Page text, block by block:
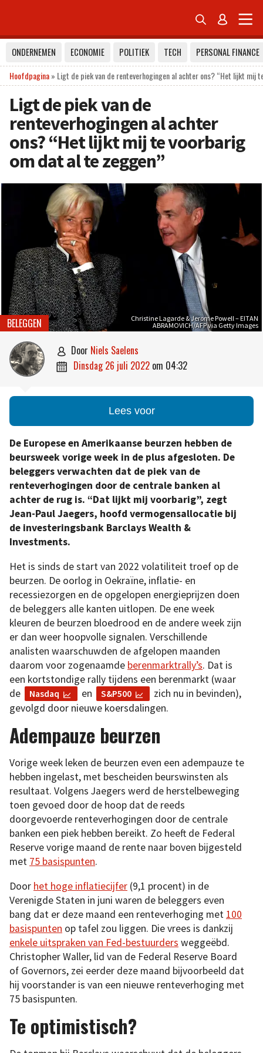
 
ONDERNEMEN ECONOMIE POLITIEK TECH
PERSONAL FINANCE
Hoofdpagina» Ligt de piek van de renteverhogingen al achter ons? “Het lijkt mij
Ligt de piek van de
renteverhogingen al achter
ons? “Het lijkt mij te voorbarig
om dat al te zeggen”
Christine Lagarde & Jerome Powell – EITAN
ABRAMOVICH/AFP via Getty Images
BELEGGEN
 door Niels Saelens
 dinsdag 26 juli 2022 om 04:32
Lees voor
De Europese en Amerikaanse beurzen hebben de
beursweek vorige week in de plus afgesloten. De
beleggers verwachten dat de piek van de
renteverhogingen door de centrale banken al
achter de rug is. “Dat lijkt mij voorbarig”, zegt
Jean-Paul Jaegers, hoofd vermogensallocatie bij
de investeringsbank Barclays Wealth &
Investments.
Het is sinds de start van 2022 volatiliteit troef op de
beurzen. De oorlog in Oekraïne, inflatie- en
recessiezorgen en de opgelopen energieprijzen doen
de beleggers alle kanten uitlopen. De ene week
kleuren de beurzen bloedrood en de andere week zijn
er dan weer hoopvolle signalen. Verschillende
analisten waarschuwden de afgelopen maanden
daarom voor zogenaamde berenmarktrally’s. Dat is
een kortstondige rally tijdens een berenmarkt (waar
de
Nasdaq en S&P500
zich nu in bevinden),
gevolgd door nieuwe koersdalingen.
Adempauze beurzen
Vorige week leken de beurzen even een adempauze te
hebben ingelast, met bescheiden beurswinsten als
resultaat. Volgens Jaegers werd de herstelbeweging
toen gevoed door de hoop dat de reeds
doorgevoerde renteverhogingen door de centrale
banken een piek hebben bereikt. Zo heeft de Federal
Reserve vorige maand de rente naar boven bijgesteld
met 75 basispunten.
Door het hoge inflatiecijfer (9,1 procent) in de
Verenigde Staten in juni waren de beleggers even
bang dat er deze maand een renteverhoging met 100
basispunten op tafel zou liggen. Die vrees is dankzij
enkele uitspraken van Fed-bestuurders weggeëbd.
Christopher Waller, lid van de Federal Reserve Board
of Governors, zei eerder deze maand bijvoorbeeld dat
hij voorstander is van een nieuwe renteverhoging met
75 basispunten.
Te optimistisch?